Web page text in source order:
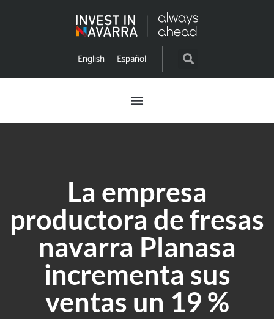
English Español
La empresa
productora de fresas
navarra Planasa
incrementa sus
ventas un 19 %